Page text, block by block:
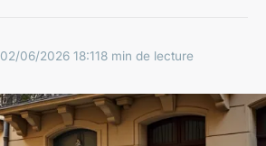
02/06/2026 18:118 min de lecture